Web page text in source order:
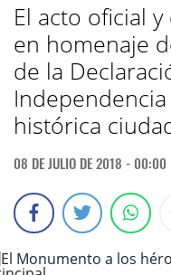
El acto oficial
en homenaje
de la
histórica
08 DE JULIO DE 2018 - 00:00